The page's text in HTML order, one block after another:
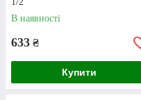
В наявності
633 ₴
Купити